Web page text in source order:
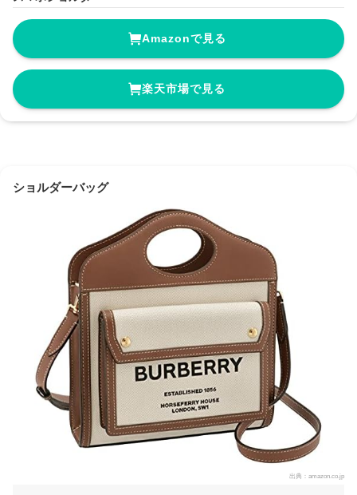
Amazonで見る
楽天市場で見る
ショルダーバッグ
出典： amazon.co.jp